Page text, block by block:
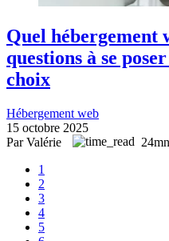
Quel hébergement
questions à se
choix
Hébergement web
15 octobre 2025
Par Valérie
24mn
1
2
3
4
5